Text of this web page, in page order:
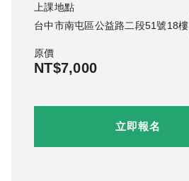
上課地點
台中市南屯區公益路二段51號18樓
原價
NT$7,000
立即報名